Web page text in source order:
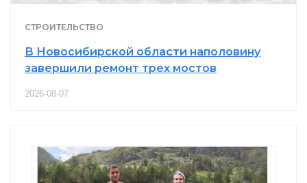
СТРОИТЕЛЬСТВО
В Новосибирской области наполовину
завершили ремонт трех мостов
2026-08-07